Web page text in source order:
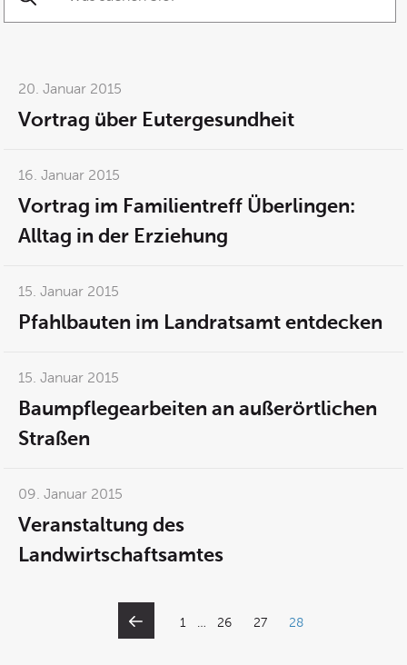
20. Januar 2015
Vortrag über Eutergesundheit
16. Januar 2015
Vortrag im Familientreff Überlingen:
Alltag in der Erziehung
15. Januar 2015
Pfahlbauten im Landratsamt entdecken
15. Januar 2015
Baumpflegearbeiten an außerörtlichen
Straßen
09. Januar 2015
Veranstaltung des
Landwirtschaftsamtes
1 … 26 27 28